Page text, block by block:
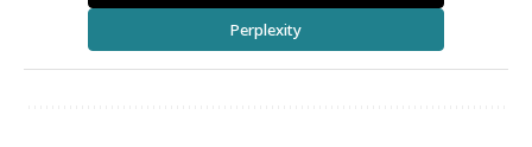
Perplexity